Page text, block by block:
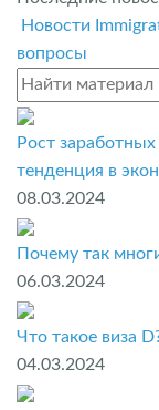
Новости
вопросы
Рост
тенденция в
08.03.2024
Почему так
06.03.2024
Что такое виза
04.03.2024